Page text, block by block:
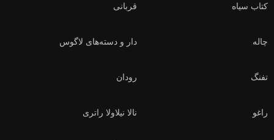
کتاب سیاه
قربانی
چاله
دار و دسته‌های لاگوس
تفنگ
رودان
راغو
نالا نیلاولا راتری